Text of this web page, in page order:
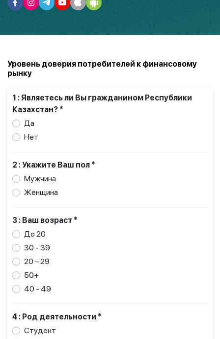
Уровень доверия потребителей к финансовому
рынку
1 : Являетесь ли Вы гражданином Республики
Казахстан? *
Да
Нет
2 : Укажите Ваш пол *
Мужчина
Женщина
3 : Ваш возраст *
До 20
30 - 39
20 – 29
50+
40 - 49
4 : Род деятельности *
Студент